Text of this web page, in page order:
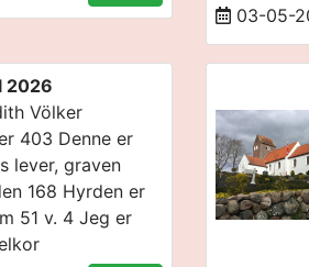
03-05-
2026
Völker
403 Denne er
lever, graven
168 Hyrden er
51 v. 4 Jeg er